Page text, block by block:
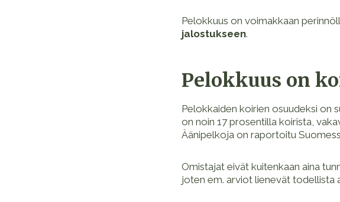
Pelokkuus on voimakkaan
jalostukseen.
Pelokkuus on
Pelokkaiden koirien osuudeksi on
on noin 17 prosentilla koirista,
Äänipelkoja on raportoitu
Omistajat eivät kuitenkaan aina
joten em. arviot lienevät todellista